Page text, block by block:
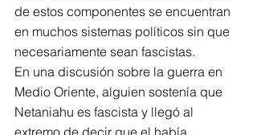
de estos componentes se encuentran
en muchos sistemas políticos sin que
necesariamente sean fascistas.
En una discusión sobre la guerra en
Medio Oriente, alguien sostenía que
Netaniahu es fascista y llegó al
extremo de decir que el había